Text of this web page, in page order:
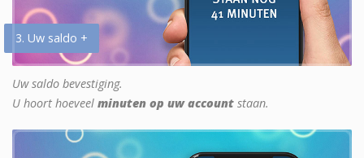
3. Uw saldo +
Uw saldo bevestiging.
U hoort hoeveel minuten op uw account staan.